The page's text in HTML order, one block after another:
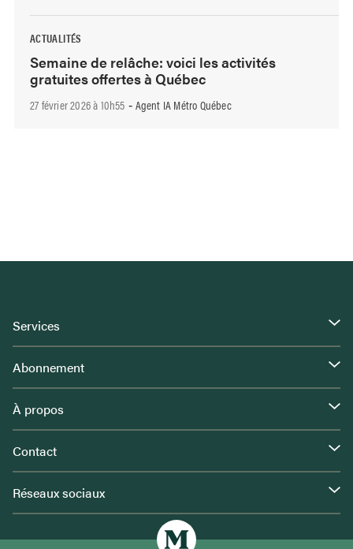
ACTUALITÉS
Semaine de relâche: voici les activités
gratuites offertes à Québec
27 février 2026 à 10h55 - Agent IA Métro Québec
Services
Abonnement
À propos
Contact
Réseaux sociaux